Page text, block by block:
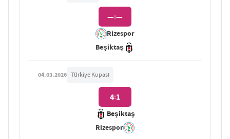
Rizespor
—:—
Beşiktaş
04.03.2026 Türkiye Kupası
Beşiktaş
4:1
Rizespor